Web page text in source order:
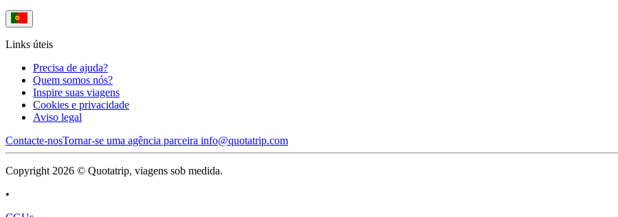
Links úteis
Precisa de ajuda?
Quem somos nós?
Inspire suas viagens
Cookies e privacidade
Aviso legal
Contacte-nosTornar-se uma agência parceira info@quotatrip.com
Copyright 2026 © Quotatrip, viagens sob medida.
•